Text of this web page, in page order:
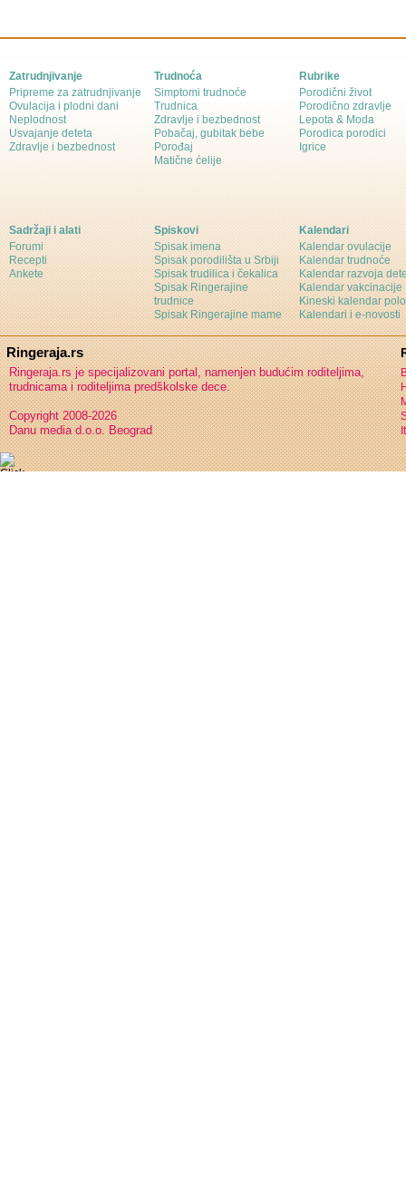
Zatrudnjivanje
Pripreme za zatrudnjivanje
Ovulacija i plodni dani
Neplodnost
Usvajanje deteta
Zdravlje i bezbednost
Trudnoća
Simptomi trudnoće
Trudnica
Zdravlje i bezbednost
Pobačaj, gubitak bebe
Porođaj
Matične ćelije
Rubrike
Porodični život
Porodično zdravlje
Lepota & Moda
Porodica porodici
Igrice
Sadržaji i alati
Forumi
Recepti
Ankete
Spiskovi
Spisak imena
Spisak porodilišta u Srbiji
Spisak trudilica i čekalica
Spisak Ringerajine
trudnice
Spisak Ringerajine mame
Kalendari
Kalendar ovulacije
Kalendar trudnoće
Kalendar razvoja
Kalendar vakcinacije
Kineski kalendar
Kalendari i e-novosti
Ringeraja.rs
Ringeraja.rs je specijalizovani portal, namenjen budućim roditeljima,
trudnicama i roditeljima predškolske dece.
Copyright 2008-2026
Danu media d.o.o. Beograd